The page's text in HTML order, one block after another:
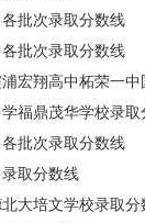
批次录取分数线
批次录取分数线
宏翔高中柘荣一
福鼎茂华学校录取
批次录取分数线
取分数线
大培文学校录取分